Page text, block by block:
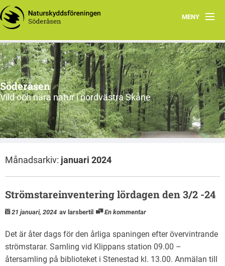
MENY
Ekbacken får rovdjursavvisande stängsel
Program
Aktuellt
Om oss
Utflykter
Natursnokarna
Söderåsen
Vild och nära natur i nordvästra Skåne
Månadsarkiv: januari 2024
Strömstareinventering lördagen den 3/2 -24
21 januari, 2024 av larsbertil En kommentar
Det är åter dags för den årliga spaningen efter övervintrande
strömstarar. Samling vid Klippans station 09.00 –
återsamling på biblioteket i Stenestad kl. 13.00. Anmälan till